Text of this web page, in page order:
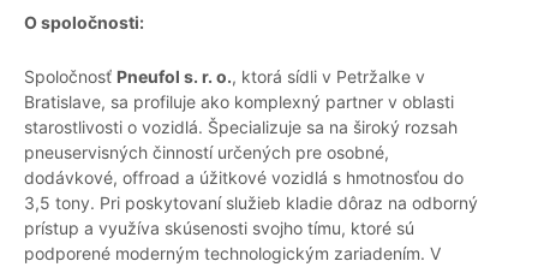
O spoločnosti:
Spoločnosť Pneufol s. r. o., ktorá sídli v Petržalke v
Bratislave, sa profiluje ako komplexný partner v oblasti
starostlivosti o vozidlá. Špecializuje sa na široký rozsah
pneuservisných činností určených pre osobné,
dodávkové, offroad a úžitkové vozidlá s hmotnosťou do
3,5 tony. Pri poskytovaní služieb kladie dôraz na odborný
prístup a využíva skúsenosti svojho tímu, ktoré sú
podporené moderným technologickým zariadením. V